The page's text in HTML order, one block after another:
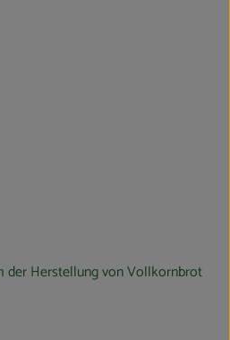
der Herstellung von Vollkornbrot